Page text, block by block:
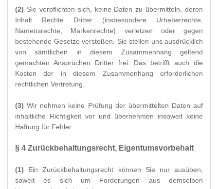
(2) Sie verpflichten sich, keine Daten zu übermitteln, deren
Inhalt Rechte Dritter (insbesondere Urheberrechte,
Namensrechte, Markenrechte) verletzen oder gegen
bestehende Gesetze verstoßen. Sie stellen uns ausdrücklich
von sämtlichen in diesem Zusammenhang geltend
gemachten Ansprüchen Dritter frei. Das betrifft auch die
Kosten der in diesem Zusammenhang erforderlichen
rechtlichen Vertretung.
(3) Wir nehmen keine Prüfung der übermittelten Daten auf
inhaltliche Richtigkeit vor und übernehmen insoweit keine
Haftung für Fehler.
§ 4 Zurückbehaltungsrecht, Eigentumsvorbehalt
(1) Ein Zurückbehaltungsrecht können Sie nur ausüben,
soweit es sich um Forderungen aus demselben